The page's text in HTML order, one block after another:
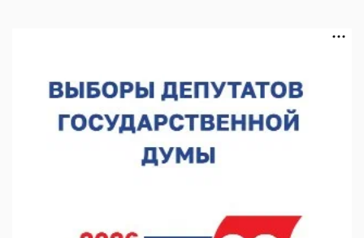
05.08.2026 15:57
16 нижегородцев победили в конкурсе «Большая перемена»
В Нижнем Новгороде подвели итоги отбора на фестиваль